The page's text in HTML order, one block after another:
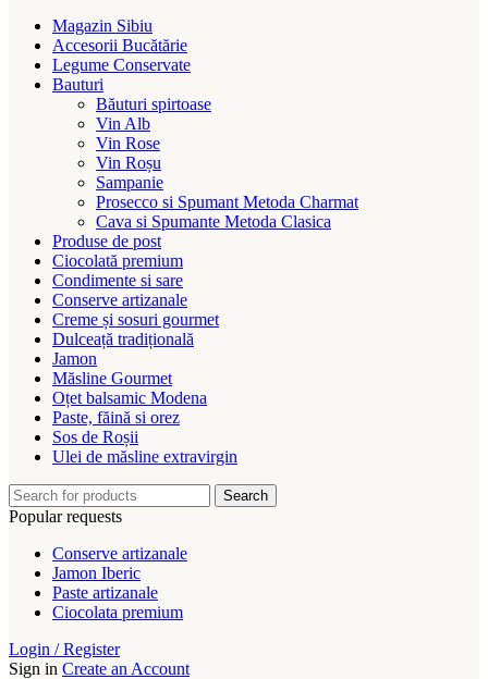
Magazin Sibiu
Accesorii Bucătărie
Legume Conservate
Bauturi
Băuturi spirtoase
Vin Alb
Vin Rose
Vin Roșu
Sampanie
Prosecco si Spumant Metoda Charmat
Cava si Spumante Metoda Clasica
Produse de post
Ciocolată premium
Condimente si sare
Conserve artizanale
Creme și sosuri gourmet
Dulceață tradițională
Jamon
Măsline Gourmet
Oțet balsamic Modena
Paste, făină si orez
Sos de Roșii
Ulei de măsline extravirgin
Search
Popular requests
Conserve artizanale
Jamon Iberic
Paste artizanale
Ciocolata premium
Login / Register
Sign in Create an Account